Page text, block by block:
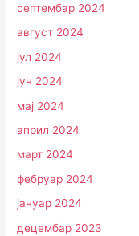
септембар 2024
август 2024
јул 2024
јун 2024
мај 2024
април 2024
март 2024
фебруар 2024
јануар 2024
децембар 2023